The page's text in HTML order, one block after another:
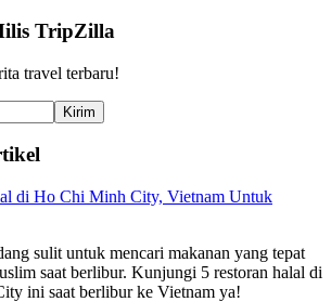
TripZilla
travel terbaru!
Kirim
di Ho Chi Minh City, Vietnam Untuk
sulit untuk mencari makanan yang tepat
saat berlibur. Kunjungi 5 restoran halal di
ini saat berlibur ke Vietnam ya!